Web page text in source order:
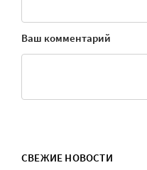
Ваш комментарий
СВЕЖИЕ НОВОСТИ